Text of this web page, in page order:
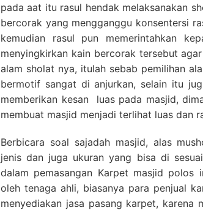
pada aat itu rasul hendak melaksanakan
bercorak yang mengganggu konsentersi
kemudian rasul pun memerintahkan
menyingkirkan kain bercorak tersebut
alam sholat nya, itulah sebab pemilihan
bermotif sangat di anjurkan, selain itu
memberikan kesan luas pada masjid,
membuat masjid menjadi terlihat luas dan
Berbicara soal sajadah masjid, alas
jenis dan juga ukuran yang bisa di
dalam pemasangan Karpet masjid polos
oleh tenaga ahli, biasanya para penjual
menyediakan jasa pasang karpet, karena